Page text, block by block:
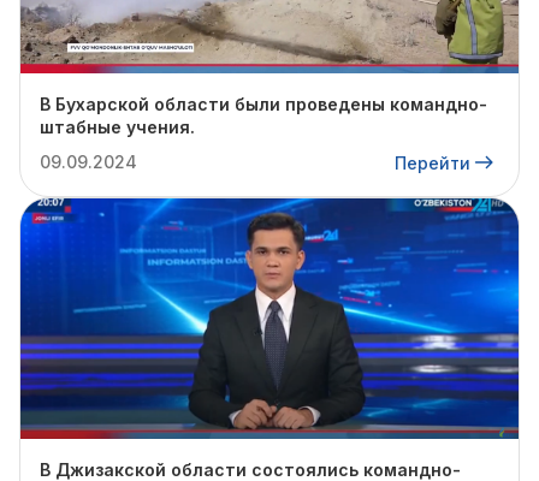
В Бухарской области были проведены командно-
штабные учения.
09.09.2024
Перейти
В Джизакской области состоялись командно-